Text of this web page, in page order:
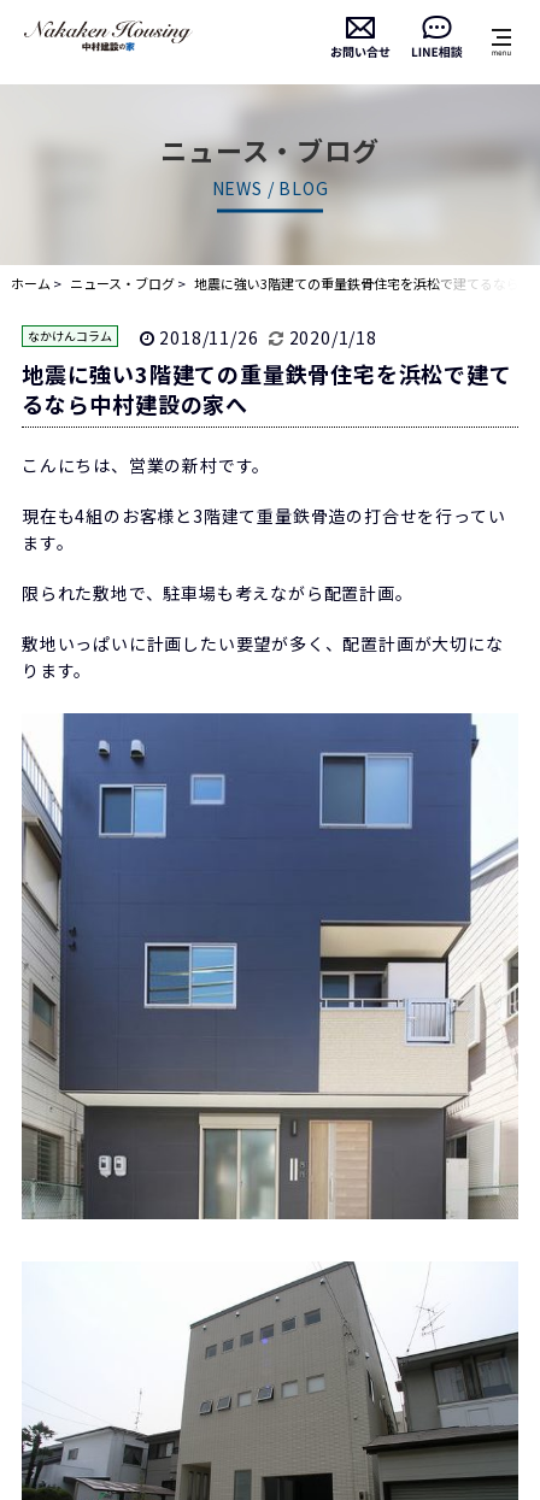
ニュース・ブログ
NEWS / BLOG
ホーム ニュース・ブログ
地震に強い3階建ての重量鉄骨住宅を浜松で建てるなら
なかけんコラム 2018/11/26 2020/1/18
地震に強い3階建ての重量鉄骨住宅を浜松で建て
るなら中村建設の家へ
こんにちは、営業の新村です。
現在も4組のお客様と3階建て重量鉄骨造の打合せを行ってい
ます。
限られた敷地で、駐車場も考えながら配置計画。
敷地いっぱいに計画したい要望が多く、配置計画が大切にな
ります。